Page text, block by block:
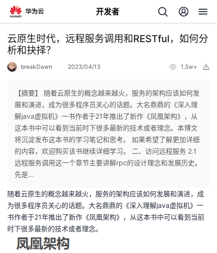
开发者
返
回
个
人
主
我
的
发
者
云原生时代，远程服务调用和RESTful，如何分
析和抉择？
breakDawn 2023/04/13 1.3w+
【摘要】 随着云原生的概念越来越火，服务的架构应该如何发
展和演进，成为很多程序员关心的话题。大名鼎鼎的《深入理
解java虚拟机》一书作者于21年推出了新作《凤凰架构》，从
这本书中可以看到当前时下很多最新的技术或者理念。本博文
将沉淀发布这本书的学习笔记和思考。 如果希望了解更加详细
的内容，欢迎购买该书继续详细学习。 二、访问远程服务 2.1
远程服务调用这一个章节主要讲解rpc的设计理念和发展历史。
先是...
随着云原生的概念越来越火，服务的架构应该如何发展和演进，成
为很多程序员关心的话题。大名鼎鼎的《深入理解java虚拟机》一
书作者于21年推出了新作《凤凰架构》，从这本书中可以看到当前
时下很多最新的技术或者理念。